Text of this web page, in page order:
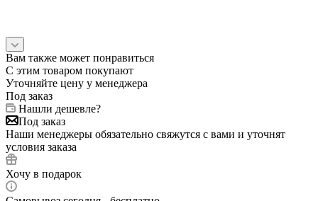
Вам также может понравиться
С этим товаром покупают
Уточняйте цену у менеджера
Под заказ
Нашли дешевле?
Под заказ
Наши менеджеры обязательно свяжутся с вами и уточнят
условия заказа
Хочу в подарок